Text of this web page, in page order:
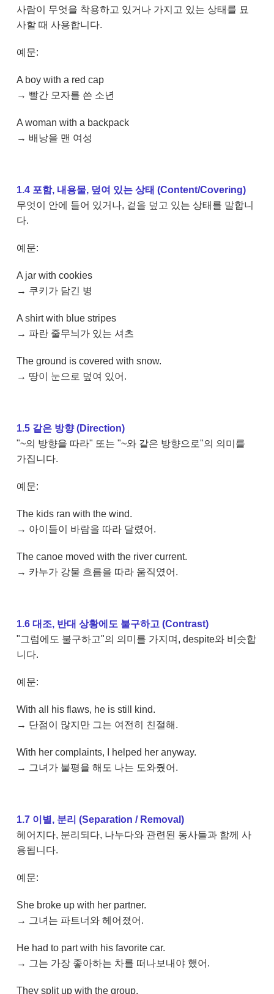
사람이 무엇을 착용하고 있거나 가지고 있는 상태를 묘
사할 때 사용합니다.
예문:
A boy with a red cap
→ 빨간 모자를 쓴 소년
A woman with a backpack
→ 배낭을 맨 여성
1.4 포함, 내용물, 덮여 있는 상태 (Content/Covering)
무엇이 안에 들어 있거나, 겉을 덮고 있는 상태를 말합니
다.
예문:
A jar with cookies
→ 쿠키가 담긴 병
A shirt with blue stripes
→ 파란 줄무늬가 있는 셔츠
The ground is covered with snow.
→ 땅이 눈으로 덮여 있어.
1.5 같은 방향 (Direction)
"~의 방향을 따라" 또는 "~와 같은 방향으로"의 의미를
가집니다.
예문:
The kids ran with the wind.
→ 아이들이 바람을 따라 달렸어.
The canoe moved with the river current.
→ 카누가 강물 흐름을 따라 움직였어.
1.6 대조, 반대 상황에도 불구하고 (Contrast)
"그럼에도 불구하고"의 의미를 가지며, despite와 비슷합
니다.
예문:
With all his flaws, he is still kind.
→ 단점이 많지만 그는 여전히 친절해.
With her complaints, I helped her anyway.
→ 그녀가 불평을 해도 나는 도와줬어.
1.7 이별, 분리 (Separation / Removal)
헤어지다, 분리되다, 나누다와 관련된 동사들과 함께 사
용됩니다.
예문:
She broke up with her partner.
→ 그녀는 파트너와 헤어졌어.
He had to part with his favorite car.
→ 그는 가장 좋아하는 차를 떠나보내야 했어.
They split up with the group.